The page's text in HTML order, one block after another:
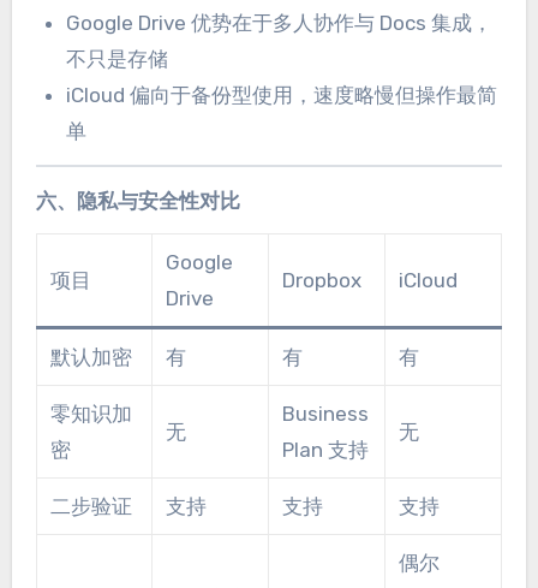
Google Drive 优势在于多人协作与 Docs 集成，
不只是存储
iCloud 偏向于备份型使用，速度略慢但操作最简
单
六、隐私与安全性对比
项目
Google
Drive
Dropbox iCloud
默认加密 有 有 有
零知识加
密
无
Business
Plan 支持
无
二步验证 支持 支持 支持
偶尔